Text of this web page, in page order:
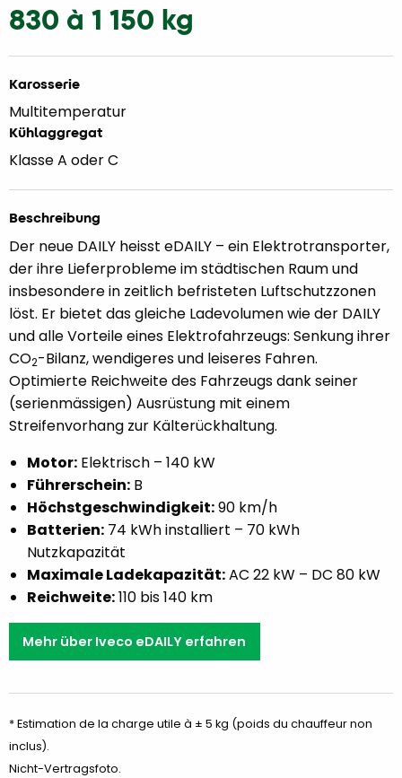
830 à 1 150 kg
Karosserie
Multitemperatur
Kühlaggregat
Klasse A oder C
Beschreibung
Der neue DAILY heisst eDAILY – ein Elektrotransporter,
der ihre Lieferprobleme im städtischen Raum und
insbesondere in zeitlich befristeten Luftschutzzonen
löst. Er bietet das gleiche Ladevolumen wie der DAILY
und alle Vorteile eines Elektrofahrzeugs: Senkung ihrer
CO2-Bilanz, wendigeres und leiseres Fahren.
Optimierte Reichweite des Fahrzeugs dank seiner
(serienmässigen) Ausrüstung mit einem
Streifenvorhang zur Kälterückhaltung.
Motor: Elektrisch – 140 kW
Führerschein: B
Höchstgeschwindigkeit:90 km/h
Batterien: 74 kWh installiert – 70 kWh
Nutzkapazität
Maximale Ladekapazität:AC 22 kW – DC 80 kW
Reichweite:110 bis 140 km
Mehr über Iveco eDAILY erfahren
* Estimation de la charge utile à ± 5 kg (poids du chauffeur non
inclus).
Nicht-Vertragsfoto.